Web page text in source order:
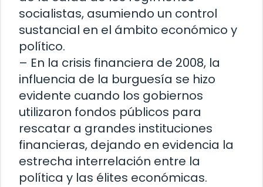
socialistas, asumiendo un control
sustancial en el ámbito económico y
político.
– En la crisis financiera de 2008, la
influencia de la burguesía se hizo
evidente cuando los gobiernos
utilizaron fondos públicos para
rescatar a grandes instituciones
financieras, dejando en evidencia la
estrecha interrelación entre la
política y las élites económicas.